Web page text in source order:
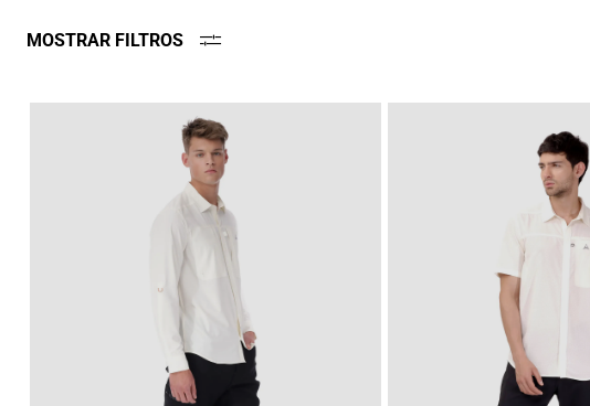
MOSTRAR FILTROS